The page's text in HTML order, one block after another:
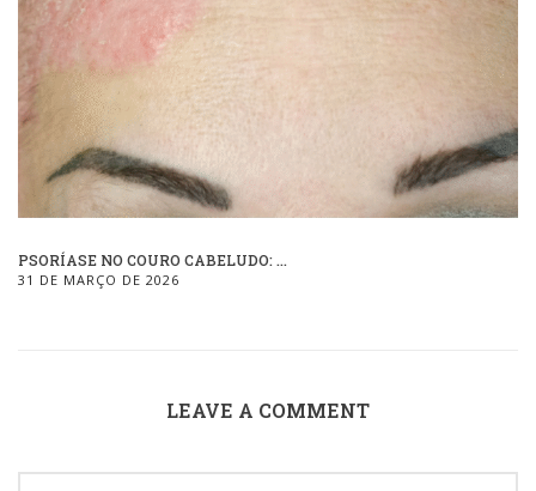
PSORÍASE NO COURO CABELUDO: ...
31 DE MARÇO DE 2026
LEAVE A COMMENT